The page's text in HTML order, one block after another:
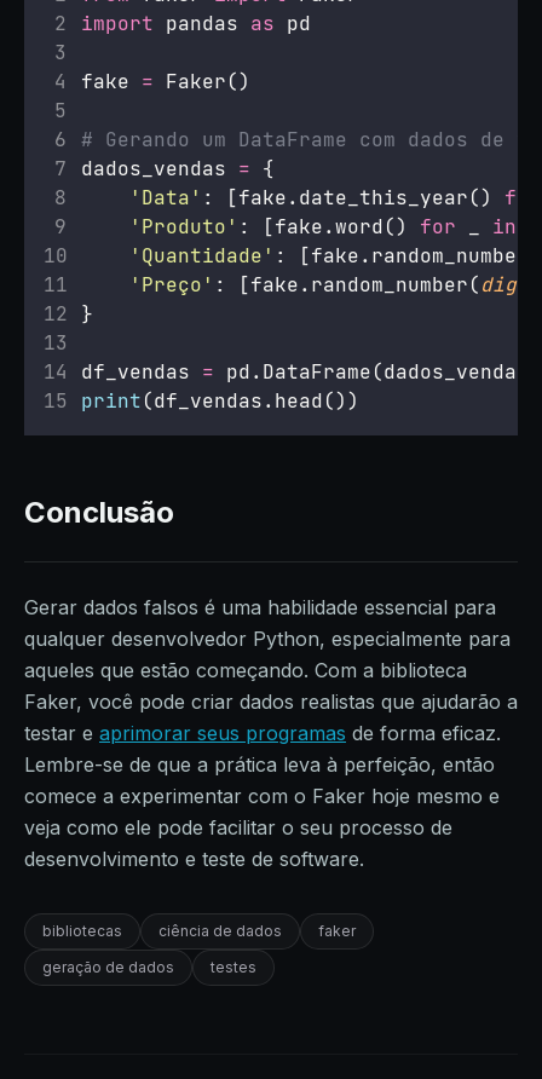
import pandas as pd
fake = Faker()
# Gerando um DataFrame com dados de
dados_vendas = {
' Data ' : [fake.date_this_year() for
' Produto ' : [fake.word() for in
' Quantidade ' : [fake.random_number(
' Preço ' : [fake.random_number(
}
df_vendas = pd.DataFrame(dados_vendas)
print(df_vendas.head())
Conclusão
Gerar dados falsos é uma habilidade essencial para
qualquer desenvolvedor Python, especialmente para
aqueles que estão começando. Com a biblioteca
Faker, você pode criar dados realistas que ajudarão a
testar e aprimorar seus programas de forma eficaz.
Lembre-se de que a prática leva à perfeição, então
comece a experimentar com o Faker hoje mesmo e
veja como ele pode facilitar o seu processo de
desenvolvimento e teste de software.
bibliotecas ciência de dados
faker
geração de dados
testes